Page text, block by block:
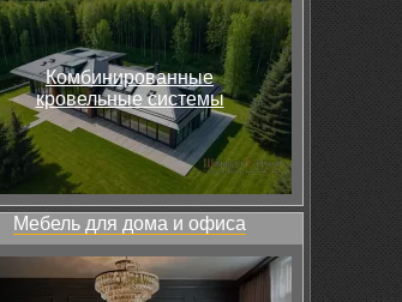
Комбинированные
кровельные системы
Мебель для дома и офиса